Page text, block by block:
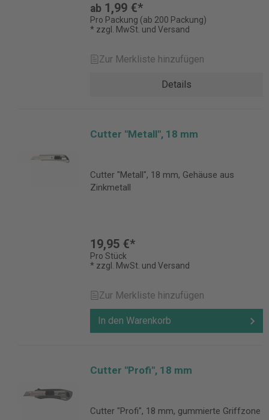
ab 1,99 €*
Pro Packung (ab 200 Packung)
* zzgl. MwSt. und Versand
Zur Merkliste hinzufügen
Details
Cutter "Metall", 18 mm
Cutter "Metall", 18 mm, Gehäuse aus
Zinkmetall
19,95 €*
Pro Stück
* zzgl. MwSt. und Versand
Zur Merkliste hinzufügen
In den Warenkorb
Cutter "Profi", 18 mm
Cutter "Profi", 18 mm, gummierte Griffzone